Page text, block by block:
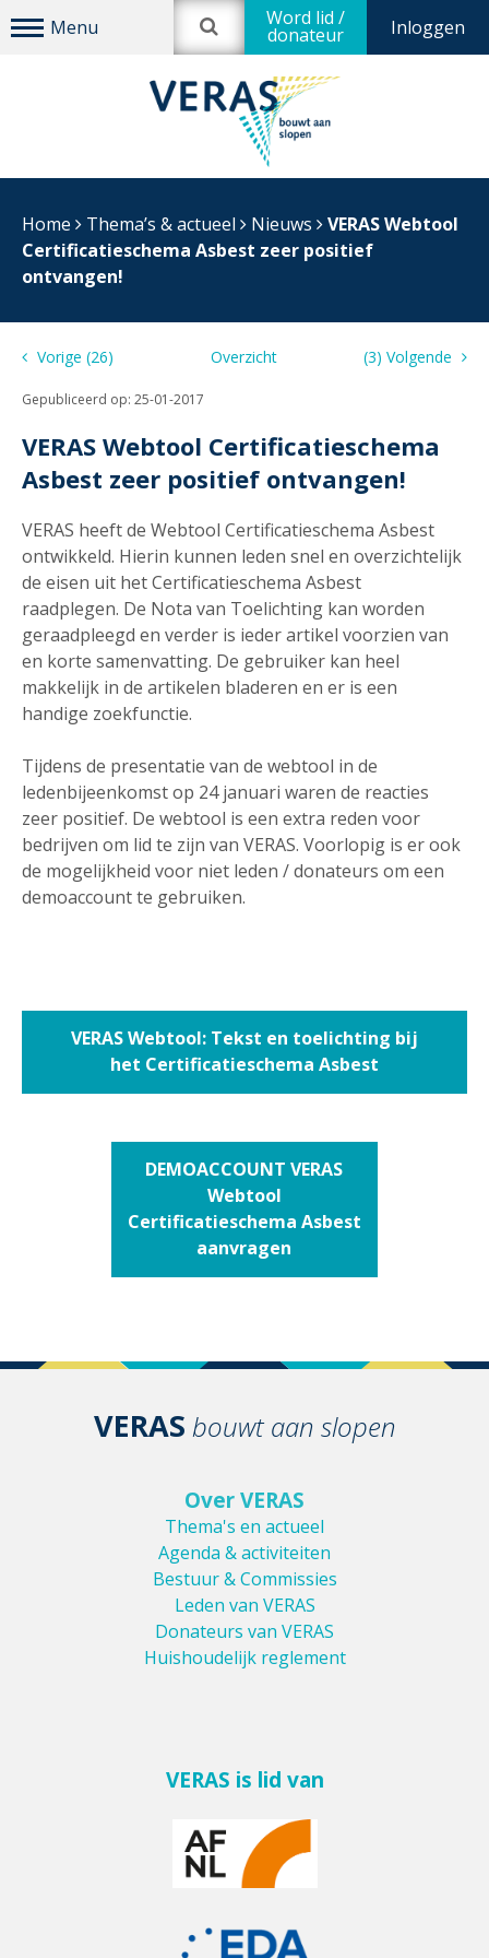
Inloggen
Word lid /
donateur
Home Thema’s & actueel Nieuws
VERAS Webtool
Certificatieschema Asbest zeer positief
ontvangen!
Vorige (26) Overzicht (3) Volgende
Gepubliceerd op: 25-01-2017
VERAS Webtool Certificatieschema
Asbest zeer positief ontvangen!
VERAS heeft de Webtool Certificatieschema Asbest
ontwikkeld. Hierin kunnen leden snel en overzichtelijk
de eisen uit het Certificatieschema Asbest
raadplegen. De Nota van Toelichting kan worden
geraadpleegd en verder is ieder artikel voorzien van
en korte samenvatting. De gebruiker kan heel
makkelijk in de artikelen bladeren en er is een
handige zoekfunctie.
Tijdens de presentatie van de webtool in de
ledenbijeenkomst op 24 januari waren de reacties
zeer positief. De webtool is een extra reden voor
bedrijven om lid te zijn van VERAS. Voorlopig is er ook
de mogelijkheid voor niet leden / donateurs om een
demoaccount te gebruiken.
VERAS Webtool: Tekst en toelichting bij
het Certificatieschema Asbest
DEMOACCOUNT VERAS
Webtool
Certificatieschema Asbest
aanvragen
VERAS bouwt aan slopen
Over VERAS
Thema's en actueel
Agenda & activiteiten
Bestuur & Commissies
Leden van VERAS
Donateurs van VERAS
Huishoudelijk reglement
VERAS is lid van